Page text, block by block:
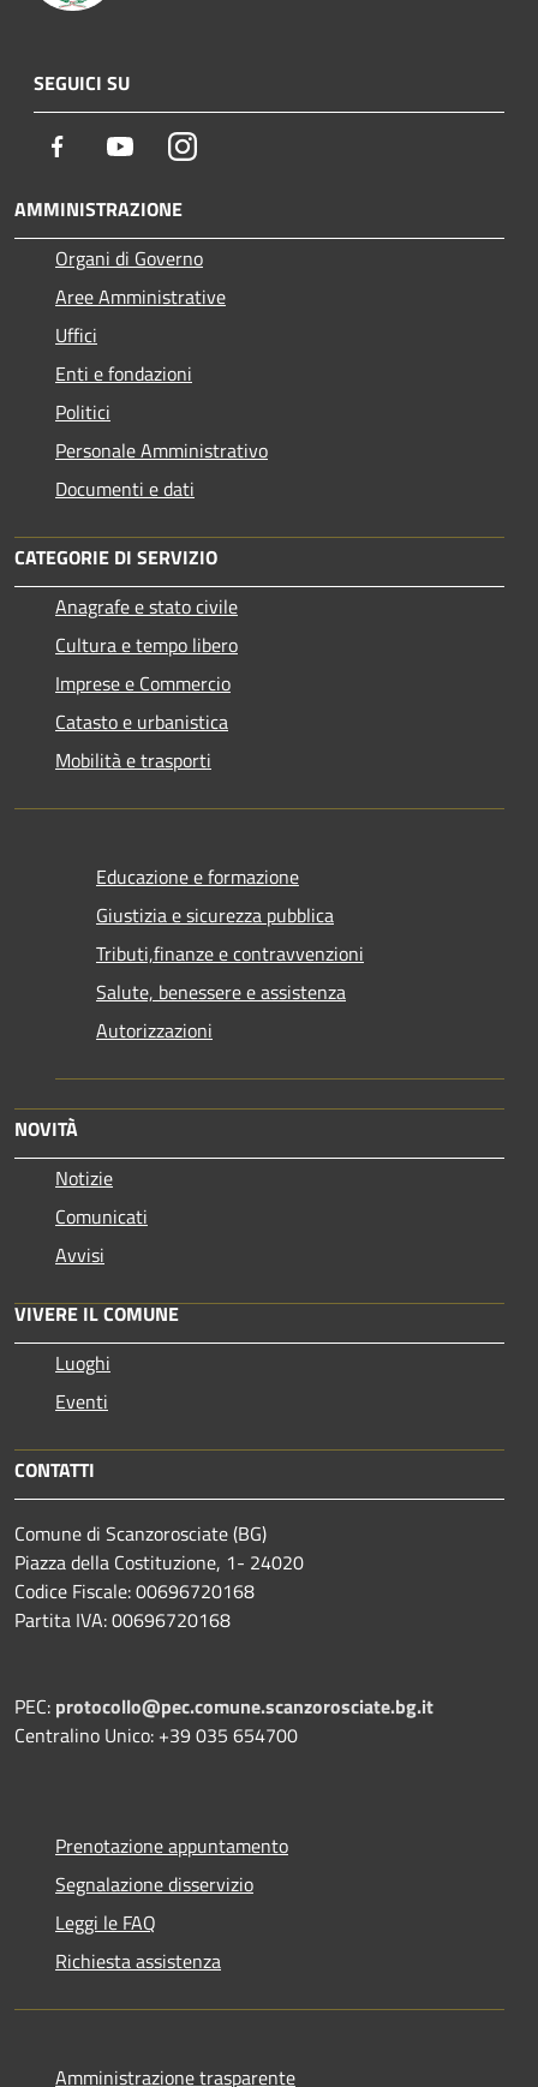
SEGUICI SU
Facebook YoutubeInstagram
AMMINISTRAZIONE
Organi di Governo
Aree Amministrative
Uffici
Enti e fondazioni
Politici
Personale Amministrativo
Documenti e dati
CATEGORIE DI SERVIZIO
Anagrafe e stato civile
Cultura e tempo libero
Imprese e Commercio
Catasto e urbanistica
Mobilità e trasporti
Educazione e formazione
Giustizia e sicurezza pubblica
Tributi,finanze e contravvenzioni
Salute, benessere e assistenza
Autorizzazioni
NOVITÀ
Notizie
Comunicati
Avvisi
VIVERE IL COMUNE
Luoghi
Eventi
CONTATTI
Comune di Scanzorosciate (BG)
Piazza della Costituzione, 1- 24020
Codice Fiscale: 00696720168
Partita IVA: 00696720168
PEC: protocollo@pec.comune.scanzorosciate.bg.it
Centralino Unico: +39 035 654700
Prenotazione appuntamento
Segnalazione disservizio
Leggi le FAQ
Richiesta assistenza
Amministrazione trasparente